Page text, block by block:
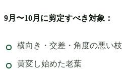
9月〜10月に剪定すべき対象：
横向き・交差・角度の悪い枝
黄変し始めた老葉